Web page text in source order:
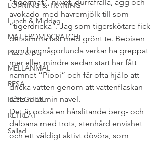
LÖPNING & TRÄNING
Lunch & Middag
MAT FROM SCRATCH
Pizza & paj
MELLANMÅL
RESA
RESEGUIDE
RETREAT
Sallad
avokado med havremjölk till som
”tigerdricka”. Jag som tigerskötare fick
detsamma fast med grönt te. Bebisen
som han någorlunda verkar ha greppat
mer eller mindre sedan start har fått
namnet ”Pippi” och får ofta hjälp att
dricka vatten genom att vattenflaskan
sätts mot min navel.
Det är också en hårslitande berg- och
dalbana med trots, stenhård envishet
och ett väldigt aktivt dövöra, som